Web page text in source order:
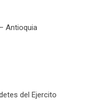
Antioquia
del Ejercito